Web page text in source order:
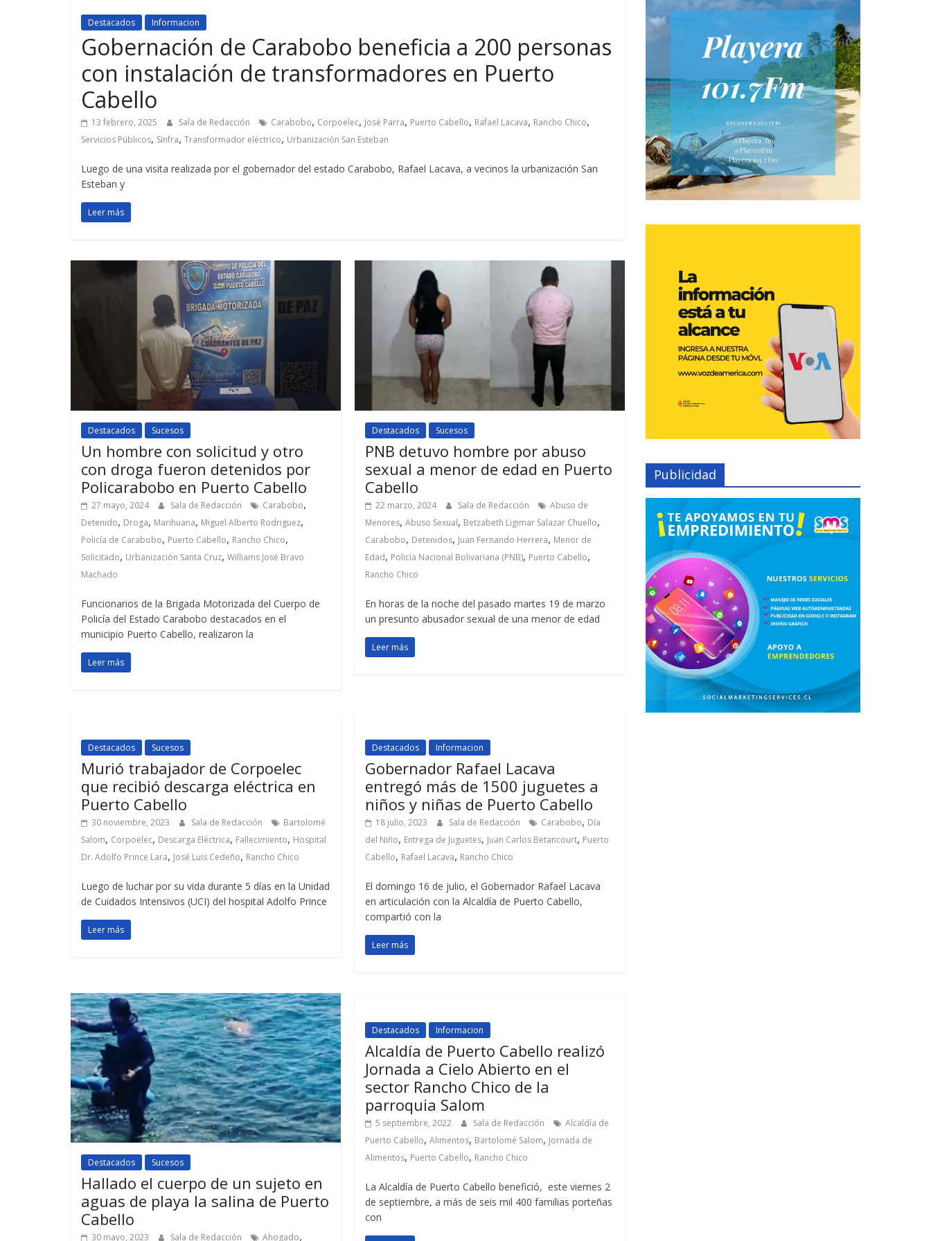
Destacados Informacion
Gobernación de Carabobo beneficia a 200 personas
con instalación de transformadores en Puerto
Cabello
13 febrero, 2025 Sala de Redacción Carabobo, Corpoelec, José Parra, Puerto Cabello, Rafael Lacava, Rancho Chico,
Servicios Públicos, Sinfra, Transformador eléctrico, Urbanización San Esteban
Luego de una visita realizada por el gobernador del estado Carabobo, Rafael Lacava, a vecinos la urbanización San
Esteban y
Leer más
Destacados Sucesos
Un hombre con solicitud y otro
con droga fueron detenidos por
Policarabobo en Puerto Cabello
27 mayo, 2024 Sala de Redacción Carabobo,
Detenido, Droga, Marihuana, Miguel Alberto Rodriguez,
Policía de Carabobo, Puerto Cabello, Rancho Chico,
Solicitado, Urbanización Santa Cruz, Williams José Bravo
Machado
Funcionarios de la Brigada Motorizada del Cuerpo de
Policía del Estado Carabobo destacados en el
municipio Puerto Cabello, realizaron la
Leer más
Destacados Sucesos
PNB detuvo hombre por abuso
sexual a menor de edad en Puerto
Cabello
22 marzo, 2024 Sala de Redacción
Abuso de
Menores,Abuso Sexual, Betzabeth Ligimar Salazar Chuello,
Carabobo, Detenidos, Juan Fernando Herrera, Menor de
Edad, Policía Nacional Bolivariana (PNB), Puerto Cabello,
Rancho Chico
En horas de la noche del pasado martes 19 de marzo
un presunto abusador sexual de una menor de edad
Leer más
Destacados Sucesos
Murió trabajador de Corpoelec
que recibió descarga eléctrica en
Puerto Cabello
30 noviembre, 2023 Sala de Redacción
Bartolomé
Salom, Corpoelec, Descarga Eléctrica, Fallecimiento, Hospital
Dr. Adolfo Prince Lara, José Luis Cedeño, Rancho Chico
Luego de luchar por su vida durante 5 días en la Unidad
de Cuidados Intensivos (UCI) del hospital Adolfo Prince
Leer más
Destacados Informacion
Gobernador Rafael Lacava
entregó más de 1500 juguetes a
niños y niñas de Puerto Cabello
18 julio, 2023 Sala de Redacción Carabobo, Día
del Niño, Entrega de Juguetes, Juan Carlos Betancourt, Puerto
Cabello, Rafael Lacava, Rancho Chico
El domingo 16 de julio, el Gobernador Rafael Lacava
en articulación con la Alcaldía de Puerto Cabello,
compartió con la
Leer más
Destacados Sucesos
Hallado el cuerpo de un sujeto en
aguas de playa la salina de Puerto
Cabello
30 mayo, 2023 Sala de Redacción Ahogado,
Destacados Informacion
Alcaldía de Puerto Cabello realizó
Jornada a Cielo Abierto en el
sector Rancho Chico de la
parroquia Salom
5 septiembre, 2022 Sala de Redacción
Alcaldía de
Puerto Cabello,Alimentos, Bartolomé Salom, Jornada de
Alimentos, Puerto Cabello, Rancho Chico
La Alcaldía de Puerto Cabello benefició, este viernes 2
de septiembre, a más de seis mil 400 familias porteñas
con
Publicidad